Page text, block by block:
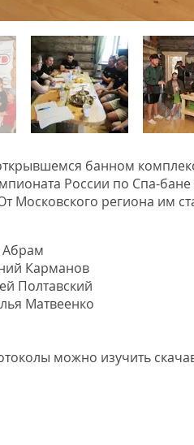
банном
России по Спа-
Московского региона им
Абрам
Карманов
Полтавский
Матвеенко
можно изучить